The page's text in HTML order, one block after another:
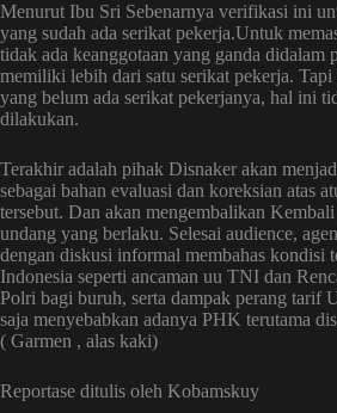
Menurut Ibu Sri Sebenarnya verifikasi ini
yang sudah ada serikat pekerja.Untuk
tidak ada keanggotaan yang ganda didalam
memiliki lebih dari satu serikat pekerja. Tapi
yang belum ada serikat pekerjanya, hal ini
dilakukan.
Terakhir adalah pihak Disnaker akan
sebagai bahan evaluasi dan koreksian atas
tersebut. Dan akan mengembalikan
undang yang berlaku. Selesai audience,
dengan diskusi informal membahas kondisi
Indonesia seperti ancaman uu TNI dan
Polri bagi buruh, serta dampak perang tarif
saja menyebabkan adanya PHK terutama
( Garmen , alas kaki)
Reportase ditulis oleh Kobamskuy